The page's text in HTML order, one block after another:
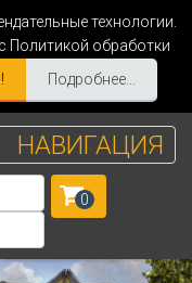
технологии.
Политикой обработки
Подробнее...
НАВИГАЦИЯ
0